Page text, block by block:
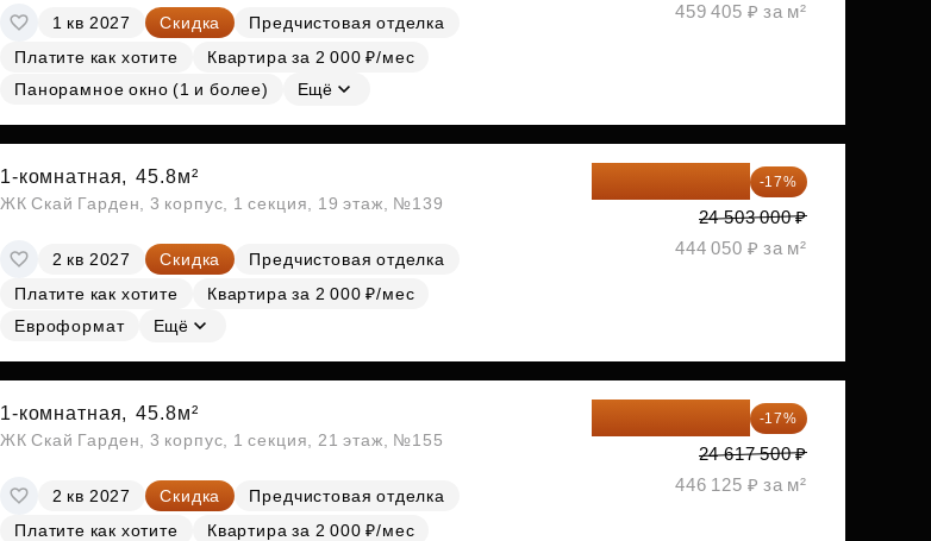
1 кв 2027 Скидка
Предчистовая отделка
Платите как хотите
Квартира за 2 000 ₽/мес
Панорамное окно (1 и более)
Ещё
459 405 ₽ за м²
1-комнатная, 45.8м²
ЖК Скай Гарден, 3 корпус, 1 секция, 19 этаж, №139
2 кв 2027 Скидка
Предчистовая отделка
Платите как хотите
Квартира за 2 000 ₽/мес
Евроформат
Ещё
-17%
24 503 000 ₽
444 050 ₽ за м²
1-комнатная, 45.8м²
ЖК Скай Гарден, 3 корпус, 1 секция, 21 этаж, №155
2 кв 2027 Скидка
Предчистовая отделка
Платите как хотите
Квартира за 2 000 ₽/мес
-17%
24 617 500 ₽
446 125 ₽ за м²